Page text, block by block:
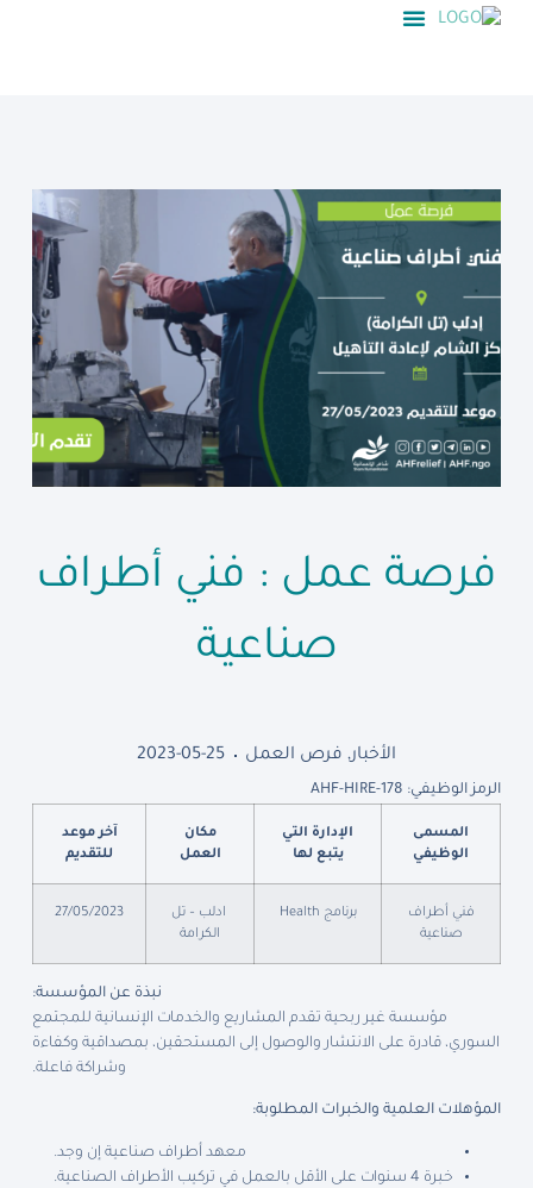
فرصة عمل : فني أطراف
صناعية
الأخبار, فرص العمل 2023-05-25
الرمز الوظيفي: AHF-HIRE-178
المسمى
الوظيفي
الإدارة التي
يتبع لها
مكان
العمل
آخر موعد
للتقديم
فني أطراف
صناعية
برنامج Health
ادلب – تل
الكرامة
27/05/2023
نبذة عن المؤسسة:
مؤسسة غير ربحية تقدم المشاريع والخدمات الإنسانية للمجتمع
السوري، قادرة على الانتشار والوصول إلى المستحقين، بمصداقية وكفاءة
وشراكة فاعلة.
المؤهلات العلمية والخبرات المطلوبة:
معهد أطراف صناعية إن وجد.
خبرة 4 سنوات على الأقل بالعمل في تركيب الأطراف الصناعية.